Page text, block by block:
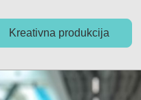
Kreativna produkcija